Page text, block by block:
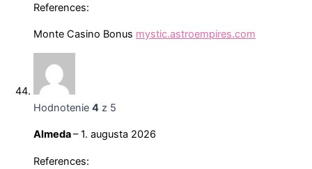
References:
Monte Casino Bonus mystic.astroempires.com
Hodnotenie 4 z 5
Almeda– 1. augusta 2026
References: